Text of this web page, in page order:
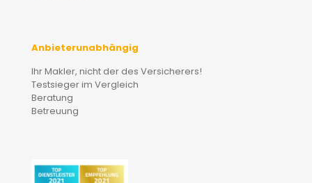
Anbieterunabhängig
Ihr Makler, nicht der des Versicherers!
Testsieger im Vergleich
Beratung
Betreuung